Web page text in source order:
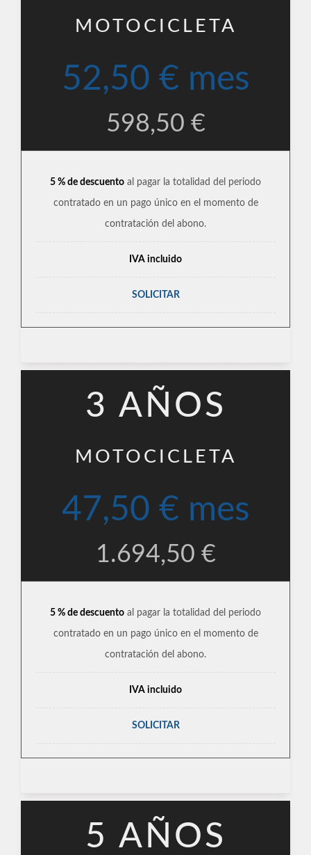
MOTOCICLETA
52,50 € mes
598,50 €
5 % de descuento al pagar la totalidad del periodo
contratado en un pago único en el momento de
contratación del abono.
IVA incluido
SOLICITAR
3 AÑOS
MOTOCICLETA
47,50 € mes
1.694,50 €
5 % de descuento al pagar la totalidad del periodo
contratado en un pago único en el momento de
contratación del abono.
IVA incluido
SOLICITAR
5 AÑOS